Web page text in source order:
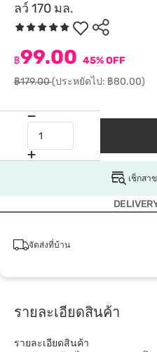
ลว์ 170 มล.
฿99.00 45% OFF
฿179.00(ประหยัดไป: ฿80.00)
เช็กสา
จัดส่งที่บ้าน
รายละเอียดสินค้า
รายละเอียดสินค้า